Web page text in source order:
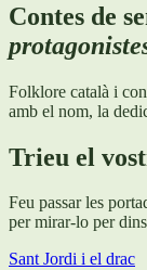
Contes de
Folklore català i
amb el nom, la
Trieu el
Feu passar les
per mirar-lo per
Sant Jordi i el drac